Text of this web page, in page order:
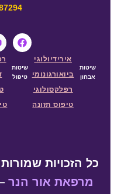
שיטות
אבחון
אירידיולוגי
ביואורגונומי
רפלקסולוגי
טיפוס תזונה
שיטות
טיפול
כל הזכויות שמורות 2026 @ ניר
מרפאת אור הנר